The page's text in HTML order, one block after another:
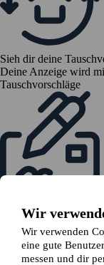
Wir
Wir verwenden
eine gute
messen und dir
Sieh dir deine
Deine Anzeige wird
Tauschvorschläge
Sind alle mit dem